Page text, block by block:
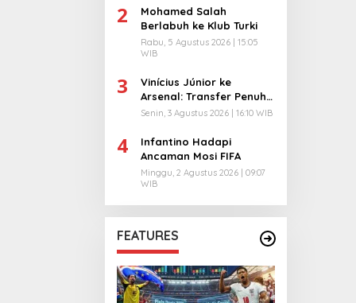
2
Mohamed Salah
Berlabuh ke Klub Turki
Rabu, 5 Agustus 2026 | 15:05
WIB
3
Vinícius Júnior ke
Arsenal: Transfer Penuh
Risiko
Senin, 3 Agustus 2026 | 16:10 WIB
4
Infantino Hadapi
Ancaman Mosi FIFA
Minggu, 2 Agustus 2026 | 09:07
WIB
FEATURES